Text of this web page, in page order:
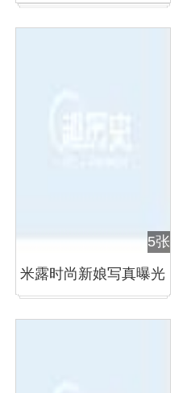
5张
米露时尚新娘写真曝光